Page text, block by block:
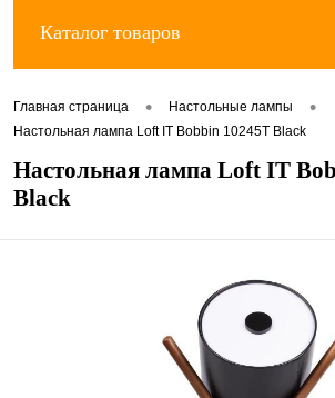
Каталог товаров
Главная страница • Настольные лампы •
Настольная лампа Loft IT Bobbin 10245T Black
Настольная лампа Loft IT
Black